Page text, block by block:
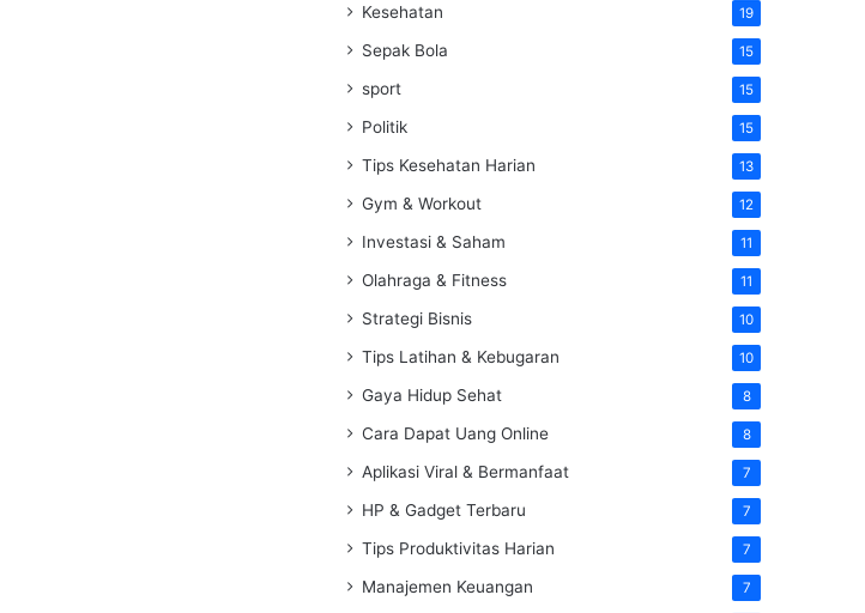
Kesehatan 19
Sepak Bola 15
sport 15
Politik 15
Tips Kesehatan Harian 13
Gym & Workout 12
Investasi & Saham 11
Olahraga & Fitness 11
Strategi Bisnis 10
Tips Latihan & Kebugaran 10
Gaya Hidup Sehat 8
Cara Dapat Uang Online 8
Aplikasi Viral & Bermanfaat 7
HP & Gadget Terbaru 7
Tips Produktivitas Harian 7
Manajemen Keuangan 7